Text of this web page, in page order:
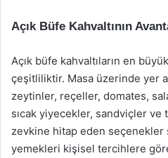
Açık Büfe Kahvaltının
Açık büfe kahvaltıların en
çeşitliliktir. Masa üzerinde yer
zeytinler, reçeller, domates,
sıcak yiyecekler, sandviçler ve
zevkine hitap eden seçenekler
yemekleri kişisel tercihlere